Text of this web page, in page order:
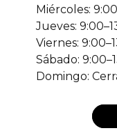
Miércoles:
Jueves:
Viernes:
Sábado:
Domingo: